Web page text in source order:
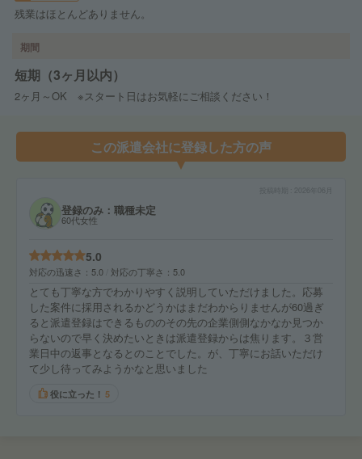
残業はほとんどありません。
期間
短期（3ヶ月以内）
2ヶ月～OK ※スタート日はお気軽にご相談ください！
この派遣会社に登録した方の声
登録のみ：職種未定
60代女性
5.0
対応の迅速さ 5.0 対応の丁寧さ 5.0
とても丁寧な方でわかりやすく説明していただけました。応募
した案件に採用されるかどうかはまだわからりませんが60過ぎ
ると派遣登録はできるもののその先の企業側側なかなか見つか
らないので早く決めたいときは派遣登録からは焦ります。３営
業日中の返事となるとのことでした。が、丁寧にお話いただけ
て少し待ってみようかなと思いました
役に立った！ 5